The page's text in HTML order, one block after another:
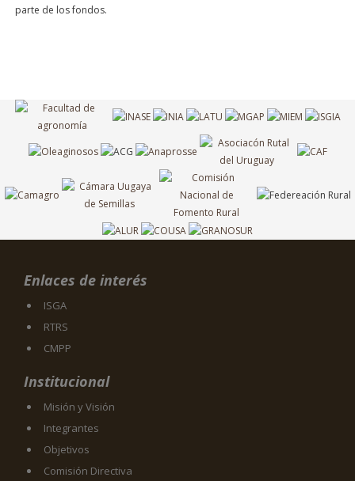
parte de los fondos.
Enlaces de interés
ISGA
RTRS
CMPP
Institucional
Misión y Visión
Integrantes
Objetivos
Comisión Directiva